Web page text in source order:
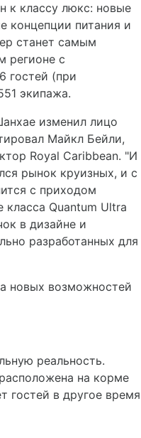
к классу люкс: новые
концепции питания и
станет самым
регионе с
гостей (при
экипажа.
изменил лицо
Майкл Бейли,
Royal Caribbean. "И
рынок круизных, и с
с приходом
класса Quantum Ultra
в дизайне и
разработанных для
новых возможностей
реальность.
на корме
гостей в другое время